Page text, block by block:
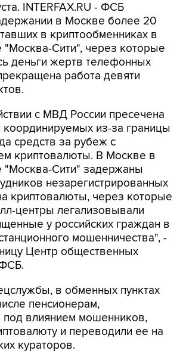
INTERFAX.RU - ФСБ
в Москве более 20
в криптообменниках в
"Москва-Сити", через которые
деньги жертв телефонных
работа девяти
с МВД России пресечена
координируемых из-за границы
средств за рубеж с
криптовалюты. В Москве в
"Москва-Сити" задержаны
незарегистрированных
криптовалюты, через которые
центры легализовывали
у российских граждан в
мошенничества", -
Центр общественных
в обменных пунктах
пенсионерам,
под влиянием мошенников,
и переводили ее на
кураторов.